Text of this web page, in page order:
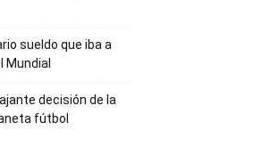
sueldo que iba a
Mundial
decisión de la
fútbol